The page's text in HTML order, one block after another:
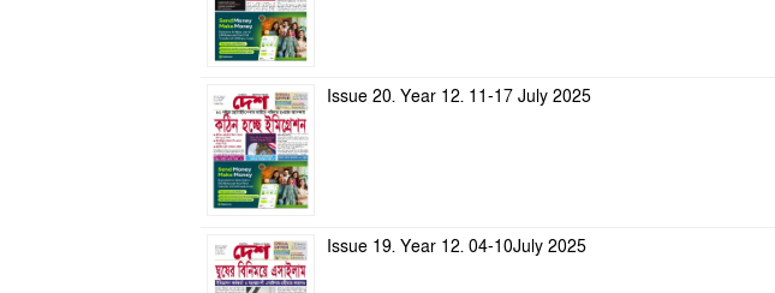
Issue 20. Year 12. 11-17 July 2025
Issue 19. Year 12. 04-10July 2025